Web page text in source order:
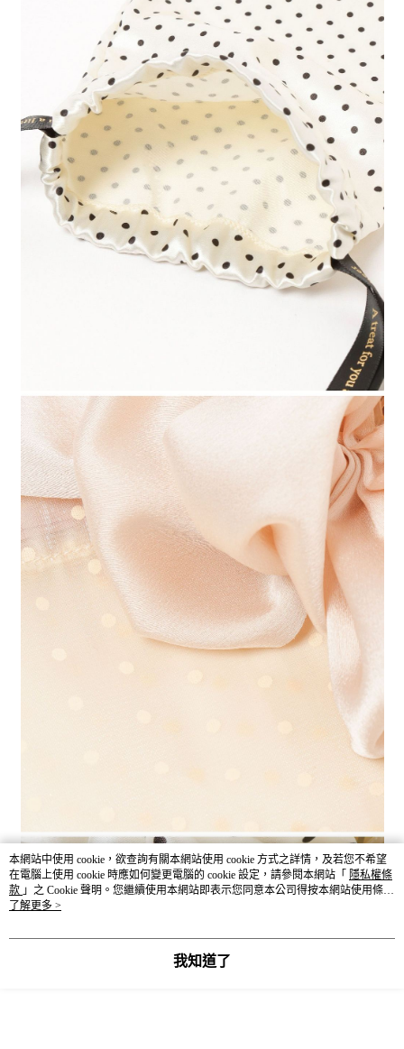
本網站中使用 cookie，欲查詢有關本網站使用 cookie 方式之詳情，及若您不希望
在電腦上使用 cookie 時應如何變更電腦的 cookie 設定，請參閱本網站「 隱私權條
款 」之 Cookie 聲明。您繼續使用本網站即表示您同意本公司得按本網站使用條款
之 Cookie 聲明使用 cookie。
了解更多 >
我知道了